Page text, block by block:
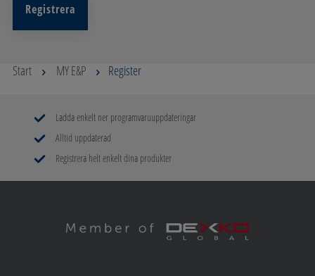
Registrera
Start MY E&P Register
Ladda enkelt ner programvaruuppdateringar
Alltid uppdaterad
Registrera helt enkelt dina produkter